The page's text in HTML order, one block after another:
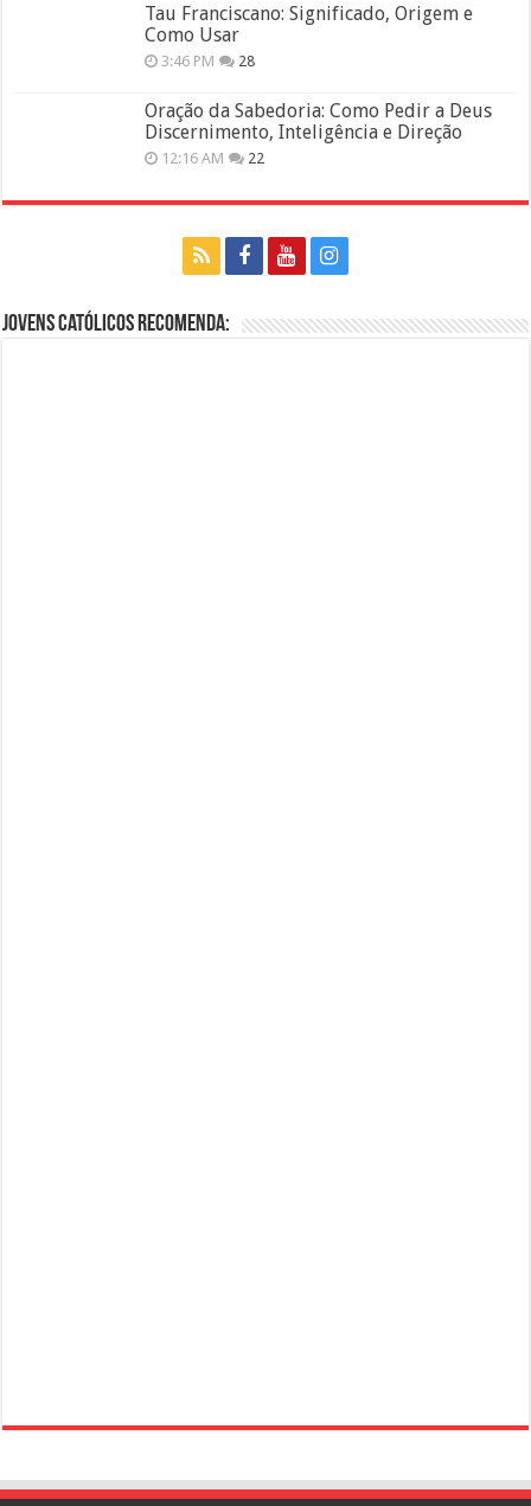
Tau Franciscano: Significado, Origem e
Como Usar
3:46 PM 28
Oração da Sabedoria: Como Pedir a Deus
Discernimento, Inteligência e Direção
12:16 AM 22
Jovens Católicos Recomenda: